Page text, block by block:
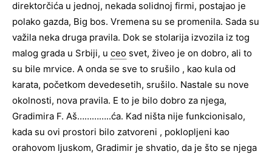
direktorčića u jednoj, nekada solidnoj firmi, postajao je
polako gazda, Big bos. Vremena su se promenila. Sada su
važila neka druga pravila. Dok se stolarija izvozila iz tog
malog grada u Srbiji, u ceo svet, živeo je on dobro, ali to
su bile mrvice. A onda se sve to srušilo , kao kula od
karata, početkom devedesetih, srušilo. Nastale su nove
okolnosti, nova pravila. E to je bilo dobro za njega,
Gradimira F. Aš…………..ća. Kad ništa nije funkcionisalo,
kada su ovi prostori bilo zatvoreni , poklopljeni kao
orahovom ljuskom, Gradimir je shvatio, da je što se njega